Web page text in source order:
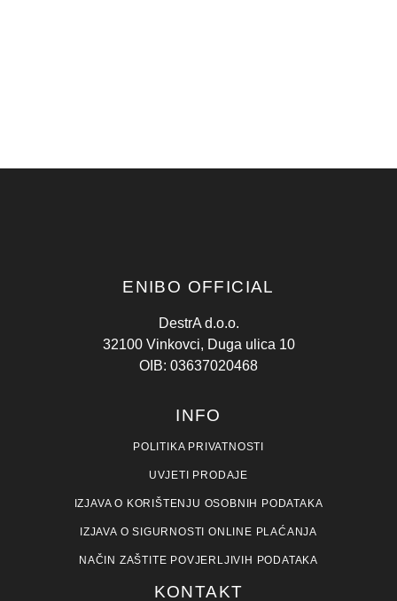
ENIBO OFFICIAL
DestrA d.o.o.
32100 Vinkovci, Duga ulica 10
OIB: 03637020468
INFO
POLITIKA PRIVATNOSTI
UVJETI PRODAJE
IZJAVA O KORIŠTENJU OSOBNIH PODATAKA
IZJAVA O SIGURNOSTI ONLINE PLAĆANJA
NAČIN ZAŠTITE POVJERLJIVIH PODATAKA
KONTAKT